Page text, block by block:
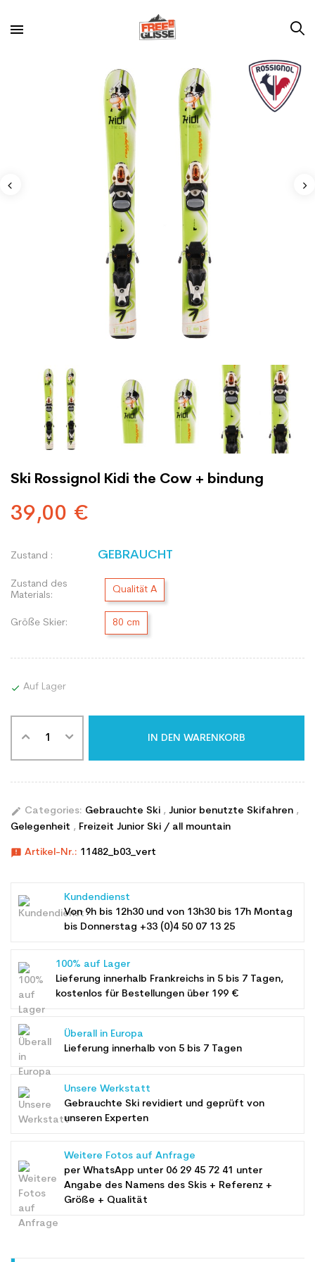
Ski Rossignol Kidi the Cow + bindung
39,00 €
Zustand : GEBRAUCHT
Zustand des
Materials:
Qualität A
Größe Skier: 80 cm
 Auf Lager
IN DEN WARENKORB
edit Categories: Gebrauchte Ski , Junior benutzte Skifahren ,
Gelegenheit , Freizeit Junior Ski / all mountain
announcement Artikel-Nr.: 11482_b03_vert
Kundendienst
Von 9h bis 12h30 und von 13h30 bis 17h Montag
bis Donnerstag +33 (0)4 50 07 13 25
100% auf Lager
Lieferung innerhalb Frankreichs in 5 bis 7 Tagen,
kostenlos für Bestellungen über 199 €
Überall in Europa
Lieferung innerhalb von 5 bis 7 Tagen
Unsere Werkstatt
Gebrauchte Ski revidiert und geprüft von
unseren Experten
Weitere Fotos auf Anfrage
per WhatsApp unter 06 29 45 72 41 unter
Angabe des Namens des Skis + Referenz +
Größe + Qualität